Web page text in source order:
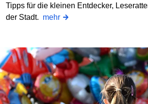
Tipps für die kleinen Entdecker,
der Stadt. mehr